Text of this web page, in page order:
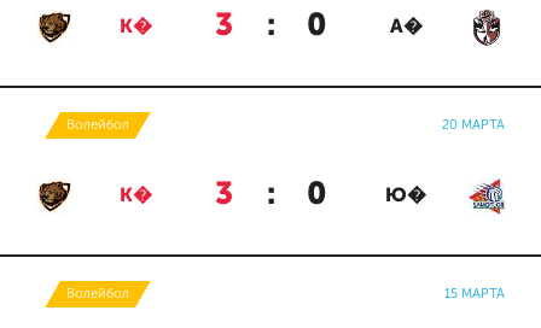
К� 3 : 0 А�
Волейбол 20 МАРТА
К� 3 : 0 Ю�
Волейбол 15 МАРТА